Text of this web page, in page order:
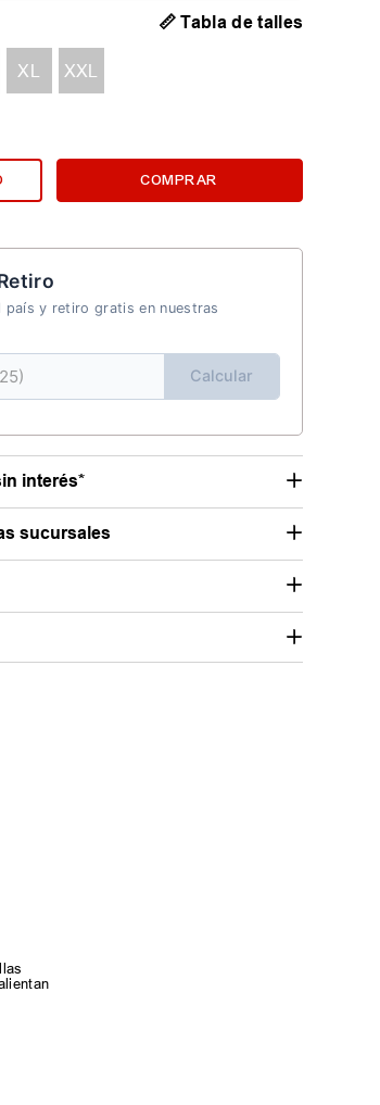
XL XXL
📏 Tabla de talles
COMPRAR
y retiro gratis en nuestras
Calcular
interés*
sucursales